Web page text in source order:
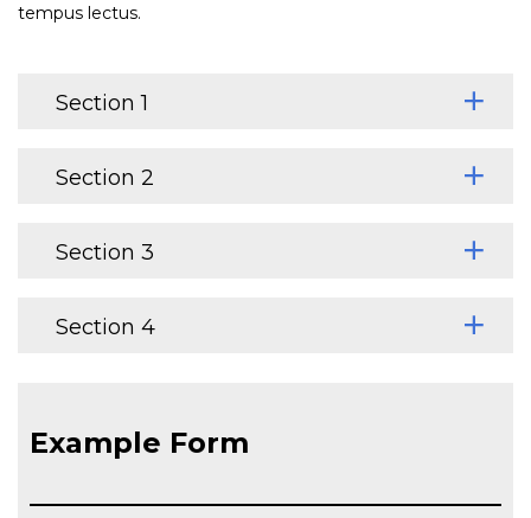
tempus lectus.
Section 1
Section 2
Section 3
Section 4
Example Form